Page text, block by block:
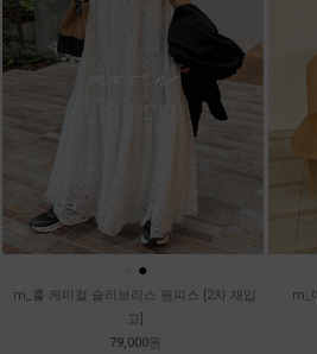
●
m_훌 케미컬 슬리브리스 원피스 [2차 재입
고]
79,000원
m_